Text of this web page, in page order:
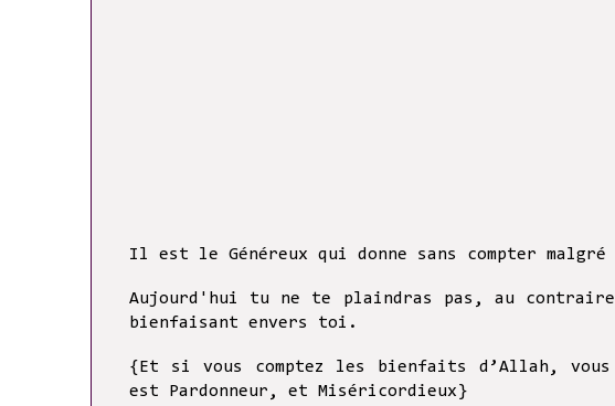
Il est le Généreux qui donne sans compter malgré
Aujourd'hui tu ne te plaindras pas, au
bienfaisant envers toi.
{Et si vous comptez les bienfaits d’Allah, vous
est Pardonneur, et Miséricordieux}